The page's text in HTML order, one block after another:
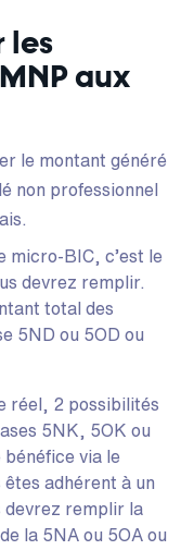
les
aux
le montant généré
non professionnel
micro-BIC, c’est le
devrez remplir.
total des
5ND ou 5OD ou
réel, 2 possibilités
5NK, 5OK ou
via le
adhérent à un
devrez remplir la
la 5NA ou 5OA ou